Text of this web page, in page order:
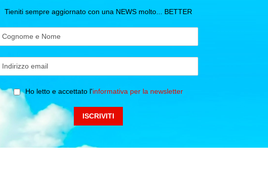
Tieniti sempre aggiornato con una NEWS molto... BETTER
Ho letto e accettato l'informativa per la newsletter